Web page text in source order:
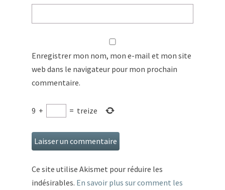
Enregistrer mon nom, mon e-mail et mon site
web dans le navigateur pour mon prochain
commentaire.
9 + = treize
Ce site utilise Akismet pour réduire les
indésirables. En savoir plus sur comment les